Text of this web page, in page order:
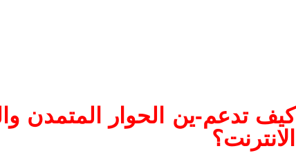
كيف تدعم-ين الحوار المتمدن
الانترنت؟